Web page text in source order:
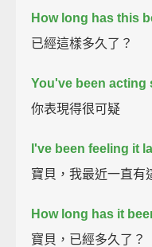
How long has this
已經這樣多久了？
You've been acting
你表現得很可疑
I've been feeling it
寶貝，我最近一直有
How long has it
寶貝，已經多久了？